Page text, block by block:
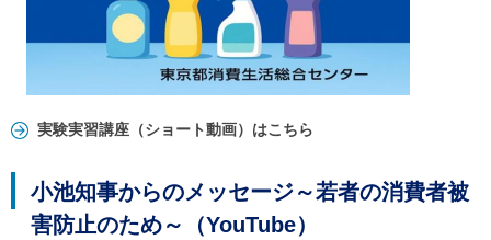
実験実習講座（ショート動画）はこちら
小池知事からのメッセージ～若者の消費者被
害防止のため～（YouTube）